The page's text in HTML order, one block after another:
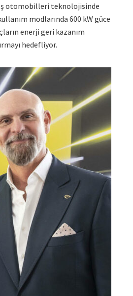
otomobilleri teknolojisinde
modlarında 600 kW güce
enerji geri kazanım
hedefliyor.